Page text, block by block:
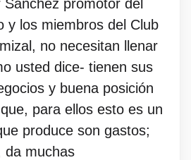
promotor del
y los miembros del Club
no necesitan llenar
usted dice- tienen sus
y buena posición
para ellos esto es un
produce son gastos;
da muchas